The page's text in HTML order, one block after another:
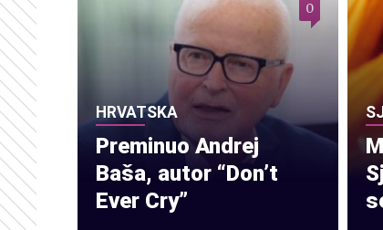
HRVATSKA
Preminuo Andrej
Baša, autor “Don’t
Ever Cry”
0